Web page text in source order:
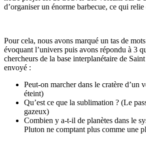
d’organiser un énorme barbecue, ce qui relie
Pour cela, nous avons marqué un tas de
évoquant l’univers puis avons répondu à 3
chercheurs de la base interplanétaire de
envoyé :
Peut-on marcher dans le cratère d’un
éteint)
Qu’est ce que la sublimation ? (Le
gazeux)
Combien y a-t-il de planètes dans le
Pluton ne comptant plus comme une